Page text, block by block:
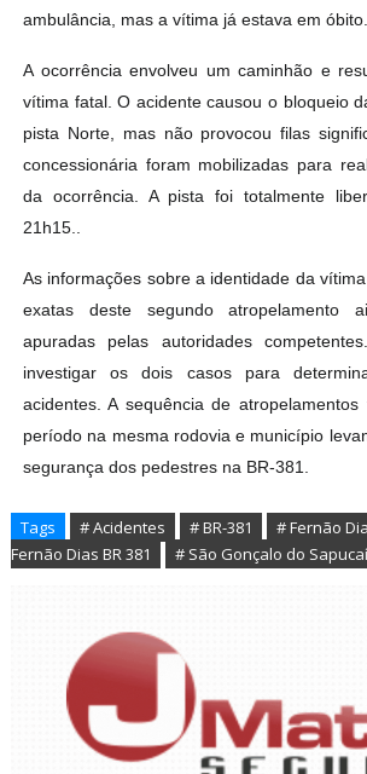
ambulância, mas a vítima já estava em óbito.
A ocorrência envolveu um caminhão e
vítima fatal. O acidente causou o bloqueio
pista Norte, mas não provocou filas
concessionária foram mobilizadas para
da ocorrência. A pista foi totalmente
21h15..
As informações sobre a identidade da
exatas deste segundo atropelamento
apuradas pelas autoridades
investigar os dois casos para
acidentes. A sequência de
período na mesma rodovia e município
segurança dos pedestres na BR-381.
Tags # Acidentes # BR-381 # Fernão
Fernão Dias BR 381
# São Gonçalo do Sapucaí